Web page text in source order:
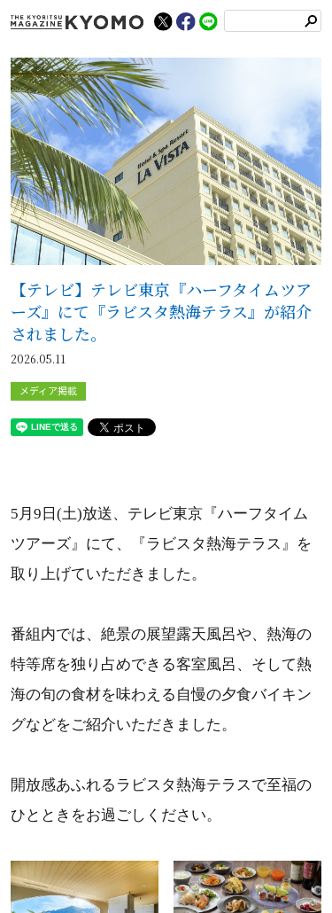
【テレビ】テレビ東京『ハーフタイムツア
ーズ』にて『ラビスタ熱海テラス』が紹介
されました。
2026.05.11
メディア掲載
5月9日(土)放送、テレビ東京『ハーフタイム
ツアーズ』にて、『ラビスタ熱海テラス』を
取り上げていただきました。
番組内では、絶景の展望露天風呂や、熱海の
特等席を独り占めできる客室風呂、そして熱
海の旬の食材を味わえる自慢の夕食バイキン
グなどをご紹介いただきました。
開放感あふれるラビスタ熱海テラスで至福の
ひとときをお過ごしください。